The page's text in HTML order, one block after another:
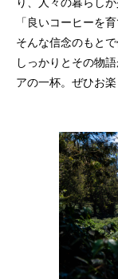
「良いコーヒーを
そんな信念のもと
しっかりとその物
アの一杯。ぜひお楽